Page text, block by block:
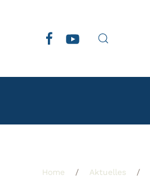
Zum Hauptinhalt springen
Home Aktuelles